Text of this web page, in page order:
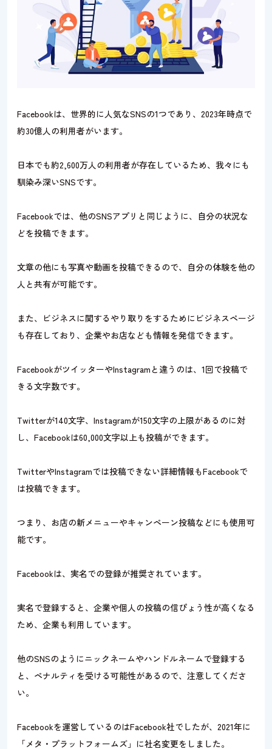
Facebookは、世界的に人気なSNSの1つであり、2023年時点で
約30億人の利用者がいます。
日本でも約2,600万人の利用者が存在しているため、我々にも
馴染み深いSNSです。
Facebookでは、他のSNSアプリと同じように、自分の状況な
どを投稿できます。
文章の他にも写真や動画を投稿できるので、自分の体験を他の
人と共有が可能です。
また、ビジネスに関するやり取りをするためにビジネスページ
も存在しており、企業やお店なども情報を発信できます。
FacebookがツイッターやInstagramと違うのは、1回で投稿で
きる文字数です。
Twitterが140文字、Instagramが150文字の上限があるのに対
し、Facebookは60,000文字以上も投稿ができます。
TwitterやInstagramでは投稿できない詳細情報もFacebookで
は投稿できます。
つまり、お店の新メニューやキャンペーン投稿などにも使用可
能です。
Facebookは、実名での登録が推奨されています。
実名で登録すると、企業や個人の投稿の信ぴょう性が高くなる
ため、企業も利用しています。
他のSNSのようにニックネームやハンドルネームで登録する
と、ペナルティを受ける可能性があるので、注意してくださ
い。
Facebookを運営しているのはFacebook社でしたが、2021年に
「メタ・プラットフォームズ」に社名変更をしました。